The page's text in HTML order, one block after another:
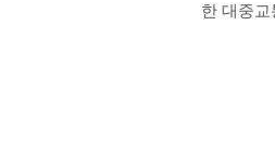
한 대중교